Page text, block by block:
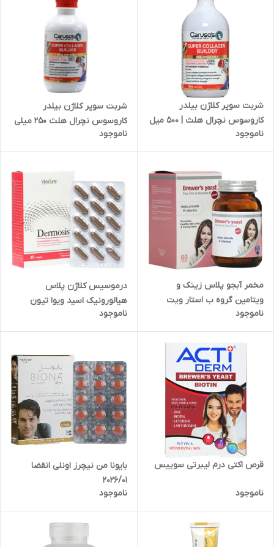
شربت سوپر کلاژن بیلدر
کاروسوس نچرال هلث | 500 میل
ناموجود
شربت سوپر کلاژن بیلدر
کاروسوس نچرال هلث 250 میلی
لیتری
ناموجود
مخمر آبجو پلاس زینک و
ویتامین گروه ب استار ویت
ناموجود
درموسیس کلاژن پلاس
هیالورونیک اسید ویوا تیون
ناموجود
قرص اکتی درم لیبرتی سوییس
ناموجود
بایونا من نیچرز اونلی انقضا
2026/01
ناموجود